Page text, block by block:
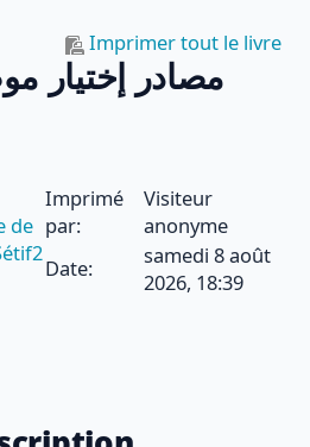
Imprimer tout le livre
مصادر إختيار
de
Imprimé
par:
Visiteur
anonyme
Date:
samedi 8 août
2026, 18:39